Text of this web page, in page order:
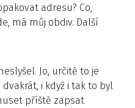
adresu? Co,
má můj obdiv. Další
Jo, určitě to je
i když i tak to byl
příště zapsat